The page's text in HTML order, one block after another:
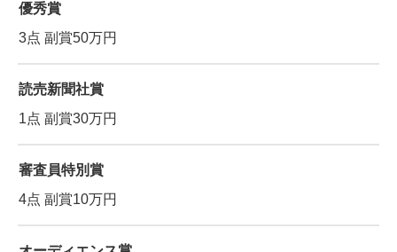
優秀賞
3点 副賞50万円
読売新聞社賞
1点 副賞30万円
審査員特別賞
4点 副賞10万円